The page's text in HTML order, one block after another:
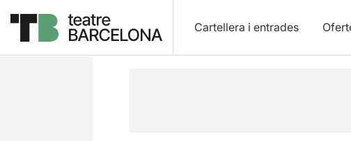
Cartellera i entrades